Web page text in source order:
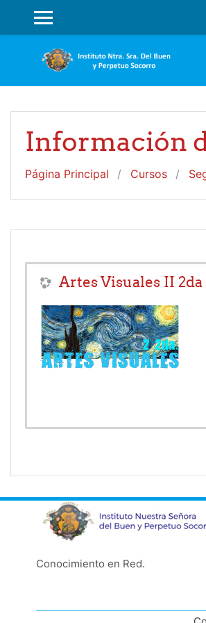
PANEL LATERAL
Información
Página Principal Cursos
Artes Visuales II 2da
Conocimiento en Red.